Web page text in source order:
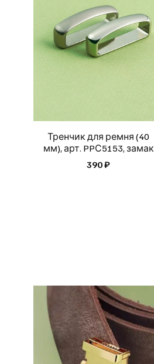
Тренчик для ремня (40
мм), арт. PPС5153, замак
390 ₽